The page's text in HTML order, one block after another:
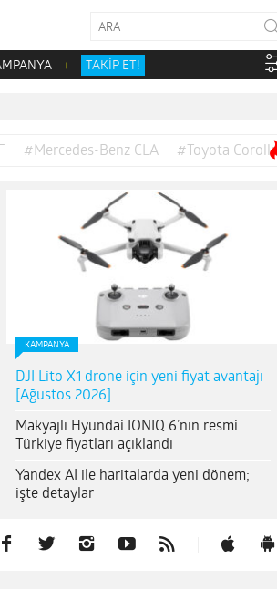
TAKİP ET!
#Mercedes-Benz CLA #Toyota Corolla
KAMPANYA
DJI Lito X1 drone için yeni fiyat avantajı
[Ağustos 2026]
Makyajlı Hyundai IONIQ 6’nın resmi
Türkiye fiyatları açıklandı
Yandex AI ile haritalarda yeni dönem;
işte detaylar